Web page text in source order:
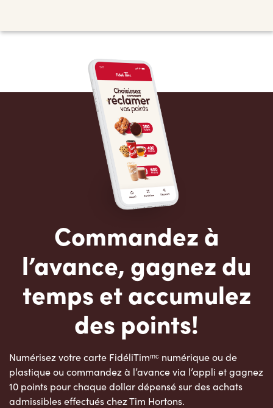
Commandez à
l’avance, gagnez du
temps et accumulez
des points!
Numérisez votre carte FidéliTimᵐᶜ numérique ou de
plastique ou commandez à l’avance via l’appli et gagnez
10 points pour chaque dollar dépensé sur des achats
admissibles effectués chez Tim Hortons.